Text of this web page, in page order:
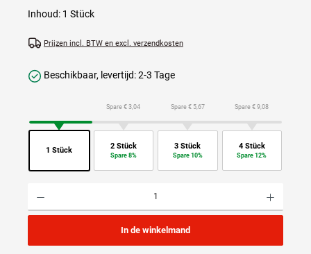
Inhoud: 1 Stück
Prijzen incl. BTW en excl. verzendkosten
Beschikbaar, levertijd: 2-3 Tage
1 Stück
Spare € 3,04
2 Stück
Spare 8%
Spare € 5,67
3 Stück
Spare 10%
Spare € 9,08
4 Stück
Spare 12%
In de winkelmand